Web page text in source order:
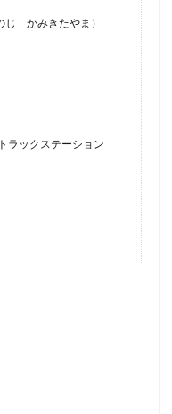
かみきたやま）
ラックステーション